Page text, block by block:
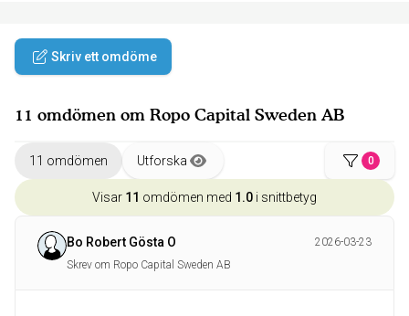
Skriv ett omdöme
11 omdömen om Ropo Capital Sweden AB
11 omdömen Utforska 0
Visar 11 omdömen med 1.0 i snittbetyg
Bo Robert Gösta O
2026-03-23
Skrev om Ropo Capital Sweden AB